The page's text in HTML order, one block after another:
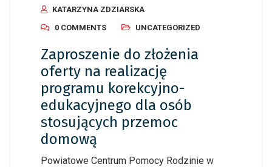
KATARZYNA ZDZIARSKA
0 COMMENTS
UNCATEGORIZED
Zaproszenie do złożenia
oferty na realizację
programu korekcyjno-
edukacyjnego dla osób
stosujących przemoc
domową
Powiatowe Centrum Pomocy Rodzinie w